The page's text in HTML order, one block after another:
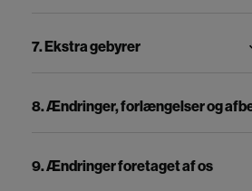
7. Ekstra gebyrer
8. Ændringer, forlængelser og
9. Ændringer foretaget af os